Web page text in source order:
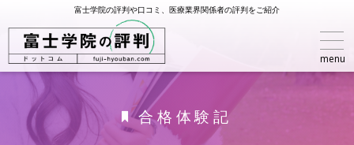
富士学院の評判や口コミ、医療業界関係者の評判をご紹介
menu
合格体験記